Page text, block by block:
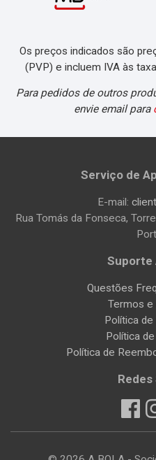
Os preços indicados são
(PVP) e incluem IVA às
Para pedidos de outros
envie email para
Serviço de
E-mail:
Rua Tomás da Fonseca,
Suporte
Questões
Termos e
Política de
Política
Política de
Redes